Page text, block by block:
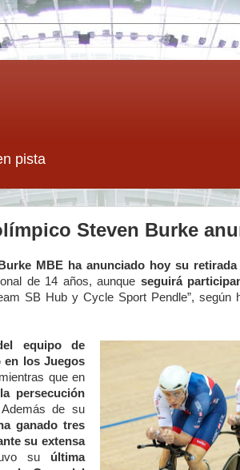
pista
Steven Burke
MBE ha anunciado hoy su
de 14 años, aunque seguirá
SB Hub y Cycle Sport Pendle”, según
equipo de
en los Juegos
que en
persecución
de su
ganado tres
su extensa
su última